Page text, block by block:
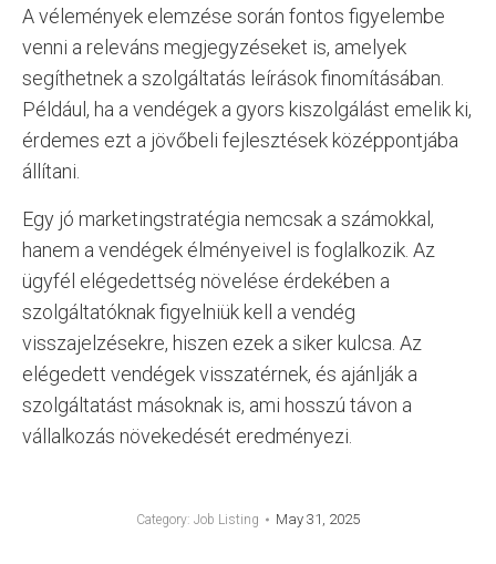
A vélemények elemzése során fontos figyelembe
venni a releváns megjegyzéseket is, amelyek
segíthetnek a szolgáltatás leírások finomításában.
Például, ha a vendégek a gyors kiszolgálást emelik ki,
érdemes ezt a jövőbeli fejlesztések középpontjába
állítani.
Egy jó marketingstratégia nemcsak a számokkal,
hanem a vendégek élményeivel is foglalkozik. Az
ügyfél elégedettség növelése érdekében a
szolgáltatóknak figyelniük kell a vendég
visszajelzésekre, hiszen ezek a siker kulcsa. Az
elégedett vendégek visszatérnek, és ajánlják a
szolgáltatást másoknak is, ami hosszú távon a
vállalkozás növekedését eredményezi.
Category: Job Listing May 31, 2025